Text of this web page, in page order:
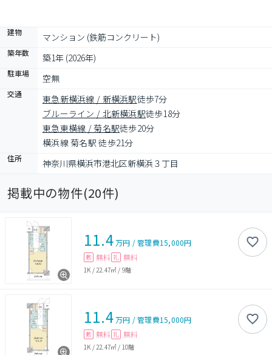
建物 マンション (鉄筋コンクリート)
築年数 築1年 (2026年)
駐車場 空無
交通 東急新横浜線 / 新横浜駅徒歩7分
ブルーライン / 北新横浜駅徒歩18分
東急東横線 / 菊名駅徒歩20分
横浜線 菊名駅 徒歩21分
住所 神奈川県横浜市港北区新横浜３丁目
掲載中の物件(20件)
11.4万円 /管理費15,000円
敷 無料 礼 無料
1K / 22.47㎡ / 9階
11.4万円 /管理費15,000円
敷 無料 礼 無料
1K / 22.47㎡ / 10階